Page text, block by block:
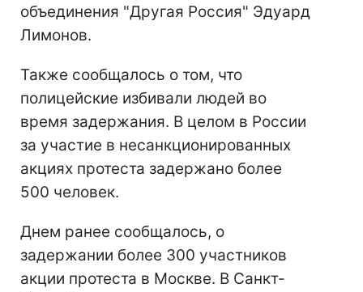
объединения "Другая Россия" Эдуард
Лимонов.
Также сообщалось о том, что
полицейские избивали людей во
время задержания. В целом в России
за участие в несанкционированных
акциях протеста задержано более
500 человек.
Днем ранее сообщалось, о
задержании более 300 участников
акции протеста в Москве. В Санкт-